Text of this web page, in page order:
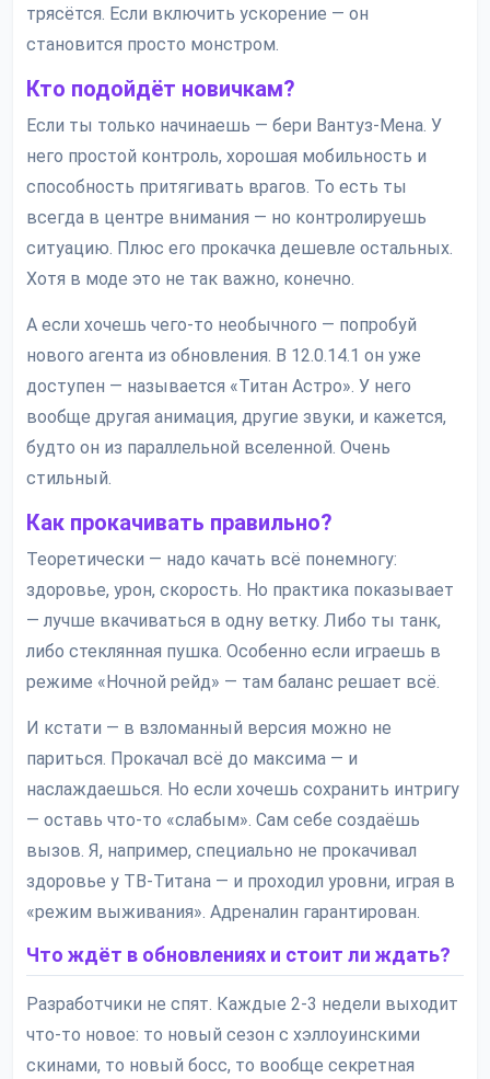
трясётся. Если включить ускорение — он
становится просто монстром.
Кто подойдёт новичкам?
Если ты только начинаешь — бери Вантуз-Мена. У
него простой контроль, хорошая мобильность и
способность притягивать врагов. То есть ты
всегда в центре внимания — но контролируешь
ситуацию. Плюс его прокачка дешевле остальных.
Хотя в моде это не так важно, конечно.
А если хочешь чего-то необычного — попробуй
нового агента из обновления. В 12.0.14.1 он уже
доступен — называется «Титан Астро». У него
вообще другая анимация, другие звуки, и кажется,
будто он из параллельной вселенной. Очень
стильный.
Как прокачивать правильно?
Теоретически — надо качать всё понемногу:
здоровье, урон, скорость. Но практика показывает
— лучше вкачиваться в одну ветку. Либо ты танк,
либо стеклянная пушка. Особенно если играешь в
режиме «Ночной рейд» — там баланс решает всё.
И кстати — в взломанный версия можно не
париться. Прокачал всё до максима — и
наслаждаешься. Но если хочешь сохранить интригу
— оставь что-то «слабым». Сам себе создаёшь
вызов. Я, например, специально не прокачивал
здоровье у ТВ-Титана — и проходил уровни, играя в
«режим выживания». Адреналин гарантирован.
Что ждёт в обновлениях и стоит ли ждать?
Разработчики не спят. Каждые 2-3 недели выходит
что-то новое: то новый сезон с хэллоуинскими
скинами, то новый босс, то вообще секретная